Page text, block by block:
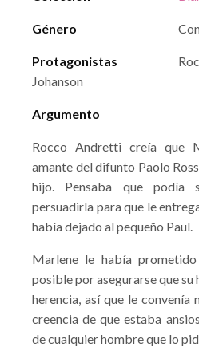
Género
Protagonistas
Johanson
Argumento
Rocco Andretti creía que
amante del difunto Paolo
hijo. Pensaba que podía
persuadirla para que le
había dejado al pequeño Paul.
Marlene le había
posible por asegurarse que
herencia, así que le convenía
creencia de que estaba
de cualquier hombre que lo